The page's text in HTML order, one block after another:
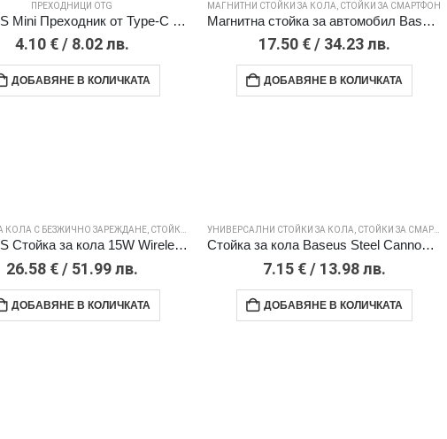
ПРЕХОДНИЦИ OTG
BASEUS Mini Преходник от Type-C към USB-A, 2.4A, CATOTG-01 /черен/
4.10 €/ 8.02 лв.
ДОБАВЯНЕ В КОЛИЧКАТА
МАГНИТНИ СТОЙКИ ЗА КОЛА СТОЙКИ ЗА СМАРТФОН
Магнитна стойка за автомобил Baseus SUCC000201 /черна/
17.50 €/ 34.23 лв.
ДОБАВЯНЕ В КОЛИЧКАТА
КОЛА С БЕЗЖИЧНО ЗАРЕЖДАНЕ, СТОЙКИ ЗА СМАРТФОН
BASEUS Стойка за кола 15W Wireless с вакуум, Light Electric /черна/ – WXHW03-01
26.58 €/ 51.99 лв.
ДОБАВЯНЕ В КОЛИЧКАТА
УНИВЕРСАЛНИ СТОЙКИ ЗА КОЛА, СТОЙКИ ЗА СМАРТФОН
Стойка за кола Baseus Steel Cannon с монтаж за вентилационен отвор /лилава/
7.15 €/ 13.98 лв.
ДОБАВЯНЕ В КОЛИЧКАТА